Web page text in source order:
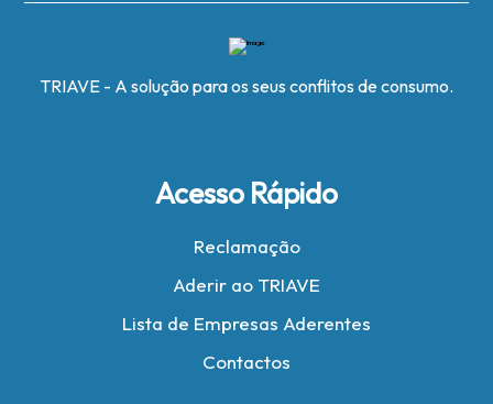
TRIAVE - A solução para os seus conflitos de consumo.
Acesso Rápido
Reclamação
Aderir ao TRIAVE
Lista de Empresas Aderentes
Contactos